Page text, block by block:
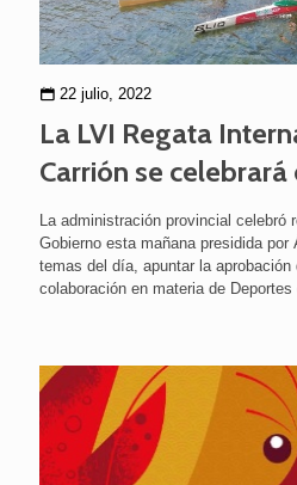
22 julio, 2022
La LVI Regata
Carrión se
La administración provincial celebró
Gobierno esta mañana presidida
temas del día, apuntar la aprobación
colaboración en materia de Deportes